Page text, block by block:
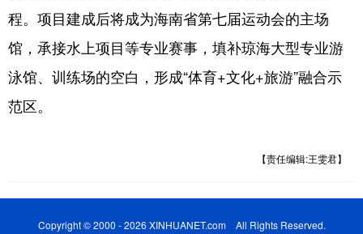
程。项目建成后将成为海南省第七届运动会的主场
馆，承接水上项目等专业赛事，填补琼海大型专业游
泳馆、训练场的空白，形成“体育+文化+旅游”融合示
范区。
【责任编辑:王雯君】
Copyright © 2000 - 2026 XINHUANET.com All Rights Reserved.